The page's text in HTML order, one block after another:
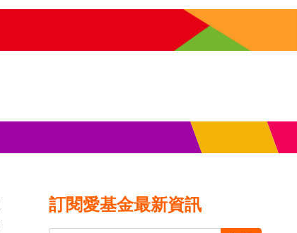
訂閱愛基金最新資訊